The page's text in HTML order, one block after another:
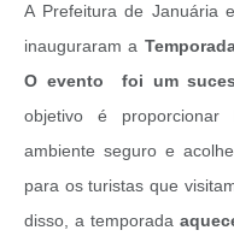
Diário Oficial
Serviços Online
Enquete
A Prefeitura de Januária
inauguraram a
O evento foi um
objetivo é
ambiente seguro e
para os turistas que
disso, a temporada